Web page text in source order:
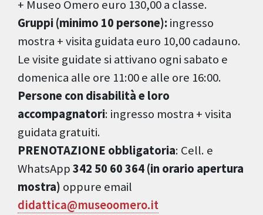
+ Museo Omero euro 130,00 a classe.
Gruppi (minimo 10 persone): ingresso
mostra + visita guidata euro 10,00 cadauno.
Le visite guidate si attivano ogni sabato e
domenica alle ore 11:00 e alle ore 16:00.
Persone con disabilità e loro
accompagnatori: ingresso mostra + visita
guidata gratuiti.
PRENOTAZIONE obbligatoria: Cell. e
WhatsApp342 50 60 364 (in orario apertura
mostra) oppure email
didattica@museoomero.it